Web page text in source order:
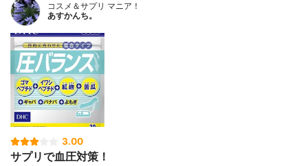
コスメ＆サプリ マニア！
あすかんち。
3.00
サプリで血圧対策！